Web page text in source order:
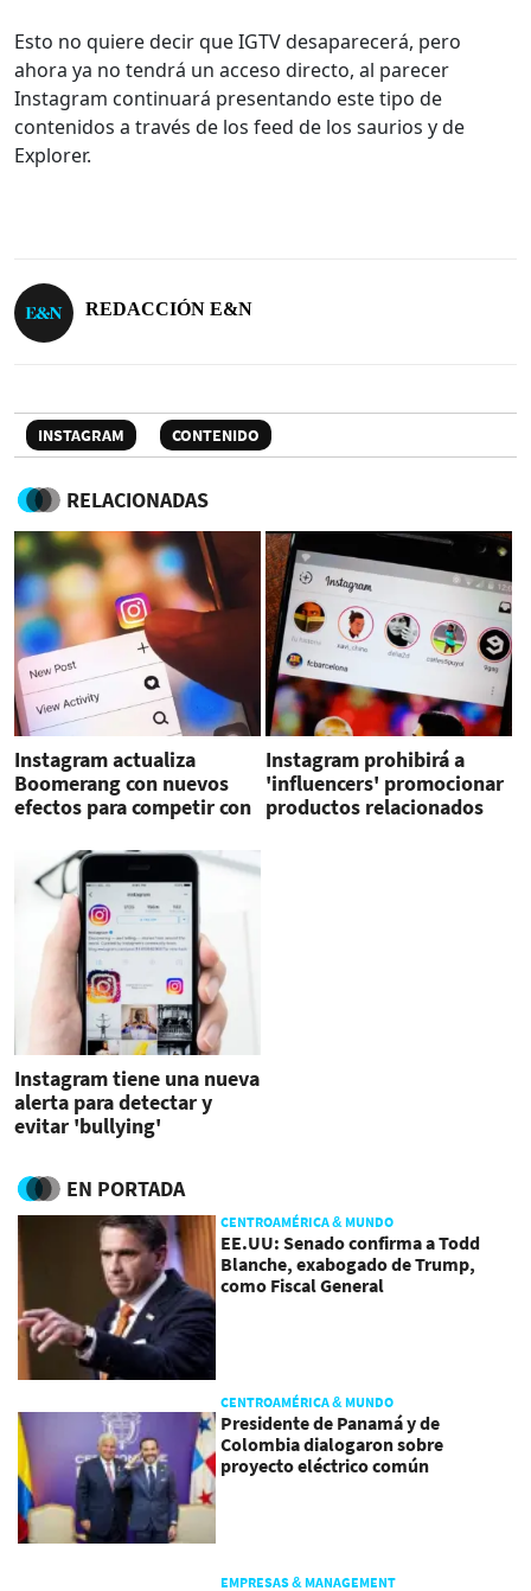
Esto no quiere decir que IGTV desaparecerá, pero
ahora ya no tendrá un acceso directo, al parecer
Instagram continuará presentando este tipo de
contenidos a través de los feed de los saurios y de
Explorer.
REDACCIÓN E&N
INSTAGRAM CONTENIDO
RELACIONADAS
Instagram actualiza
Boomerang con nuevos
efectos para competir con
Instagram prohibirá a
'influencers' promocionar
productos relacionados
Instagram tiene una nueva
alerta para detectar y
evitar 'bullying'
EN PORTADA
CENTROAMÉRICA & MUNDO
EE.UU: Senado confirma a Todd
Blanche, exabogado de Trump,
como Fiscal General
CENTROAMÉRICA & MUNDO
Presidente de Panamá y de
Colombia dialogaron sobre
proyecto eléctrico común
EMPRESAS & MANAGEMENT